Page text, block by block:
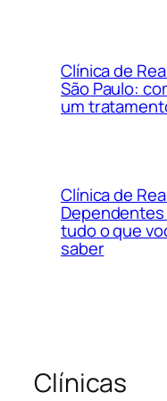
Clínica de
São Paulo:
um
Clínica de
Dependentes
tudo o que
saber
Clínicas